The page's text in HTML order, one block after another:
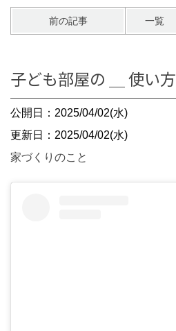
前の記事 一覧
子ども部屋の ＿ 使い方
公開日：2025/04/02(水)
更新日：2025/04/02(水)
家づくりのこと